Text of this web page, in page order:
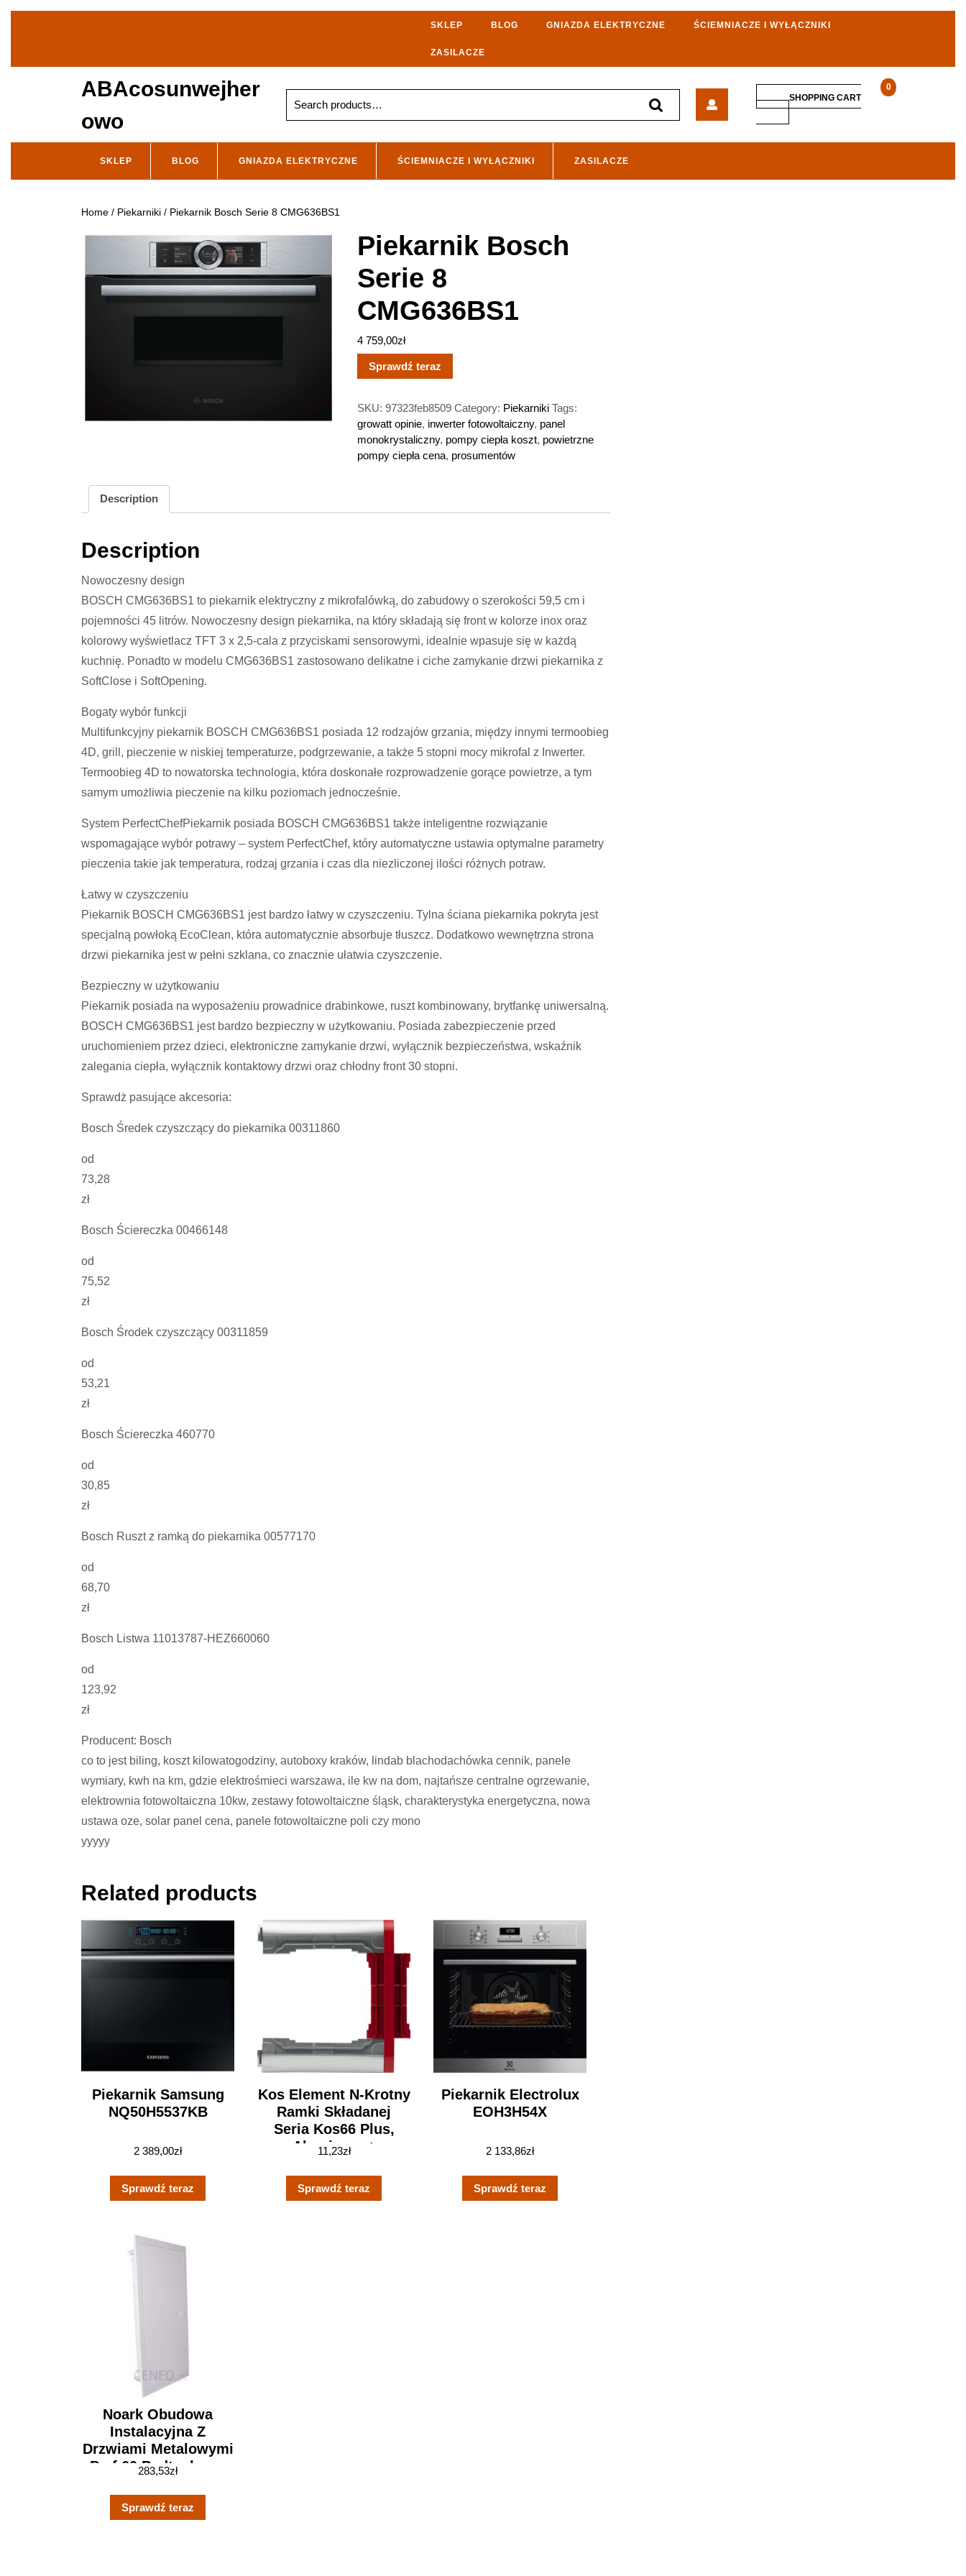
SKLEP BLOG GNIAZDA ELEKTRYCZNE ŚCIEMNIACZE I WYŁĄCZNIKI
ZASILACZE
ABAcosunwejher
owo
for:
Bosch
8
0
SHOPPING CART
SHOPPING
CART
SKLEP BLOG GNIAZDA ELEKTRYCZNE ŚCIEMNIACZE I WYŁĄCZNIKI ZASILACZE
Home / Piekarniki / Piekarnik Bosch Serie 8 CMG636BS1
Piekarnik Bosch
Serie 8
CMG636BS1
4 759,00zł
Sprawdź teraz
SKU: 97323feb8509 Category: Piekarniki Tags:
growatt opinie, inwerter fotowoltaiczny, panel
monokrystaliczny, pompy ciepła koszt, powietrzne
pompy ciepła cena, prosumentów
Description
Description
Nowoczesny design
BOSCH CMG636BS1 to piekarnik elektryczny z mikrofalówką, do zabudowy o szerokości 59,5 cm i
pojemności 45 litrów. Nowoczesny design piekarnika, na który składają się front w kolorze inox oraz
kolorowy wyświetlacz TFT 3 x 2,5-cala z przyciskami sensorowymi, idealnie wpasuje się w każdą
kuchnię. Ponadto w modelu CMG636BS1 zastosowano delikatne i ciche zamykanie drzwi piekarnika z
SoftClose i SoftOpening.
Bogaty wybór funkcji
Multifunkcyjny piekarnik BOSCH CMG636BS1 posiada 12 rodzajów grzania, między innymi termoobieg
4D, grill, pieczenie w niskiej temperaturze, podgrzewanie, a także 5 stopni mocy mikrofal z Inwerter.
Termoobieg 4D to nowatorska technologia, która doskonałe rozprowadzenie gorące powietrze, a tym
samym umożliwia pieczenie na kilku poziomach jednocześnie.
System PerfectChefPiekarnik posiada BOSCH CMG636BS1 także inteligentne rozwiązanie
wspomagające wybór potrawy – system PerfectChef, który automatyczne ustawia optymalne parametry
pieczenia takie jak temperatura, rodzaj grzania i czas dla niezliczonej ilości różnych potraw.
Łatwy w czyszczeniu
Piekarnik BOSCH CMG636BS1 jest bardzo łatwy w czyszczeniu. Tylna ściana piekarnika pokryta jest
specjalną powłoką EcoClean, która automatycznie absorbuje tłuszcz. Dodatkowo wewnętrzna strona
drzwi piekarnika jest w pełni szklana, co znacznie ułatwia czyszczenie.
Bezpieczny w użytkowaniu
Piekarnik posiada na wyposażeniu prowadnice drabinkowe, ruszt kombinowany, brytfankę uniwersalną.
BOSCH CMG636BS1 jest bardzo bezpieczny w użytkowaniu. Posiada zabezpieczenie przed
uruchomieniem przez dzieci, elektroniczne zamykanie drzwi, wyłącznik bezpieczeństwa, wskaźnik
zalegania ciepła, wyłącznik kontaktowy drzwi oraz chłodny front 30 stopni.
Sprawdż pasujące akcesoria:
Bosch Średek czyszczący do piekarnika 00311860
od
73,28
zł
Bosch Ściereczka 00466148
od
75,52
zł
Bosch Środek czyszczący 00311859
od
53,21
zł
Bosch Ściereczka 460770
od
30,85
zł
Bosch Ruszt z ramką do piekarnika 00577170
od
68,70
zł
Bosch Listwa 11013787-HEZ660060
od
123,92
zł
Producent: Bosch
co to jest biling, koszt kilowatogodziny, autoboxy kraków, lindab blachodachówka cennik, panele
wymiary, kwh na km, gdzie elektrośmieci warszawa, ile kw na dom, najtańsze centralne ogrzewanie,
elektrownia fotowoltaiczna 10kw, zestawy fotowoltaiczne śląsk, charakterystyka energetyczna, nowa
ustawa oze, solar panel cena, panele fotowoltaiczne poli czy mono
yyyyy
Related products
Piekarnik Samsung
NQ50H5537KB
2 389,00zł
Sprawdź teraz
Kos Element N-Krotny
Ramki Składanej
Seria Kos66 Plus,
Aluminum +
11,23zł
Sprawdź teraz
Piekarnik Electrolux
EOH3H54X
2 133,86zł
Sprawdź teraz
Noark Obudowa
Instalacyjna Z
Drzwiami Metalowymi
Pmf 60 Podtynkowa
Modułów (107262)
283,53zł
Sprawdź teraz